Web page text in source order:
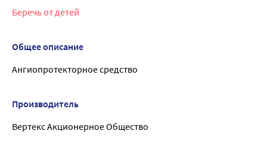
Беречь от детей
Общее описание
Ангиопротекторное средство
Производитель
Вертекс Акционерное Общество